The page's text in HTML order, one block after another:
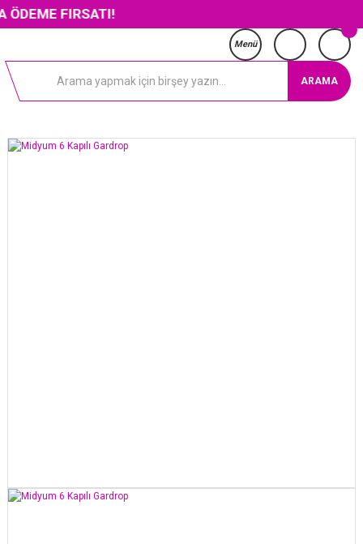
FIRSATI!
Menü
ARAMA